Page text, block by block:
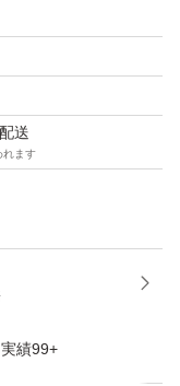
送
れます
績99+